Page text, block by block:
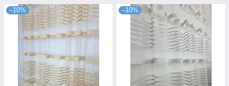
–10% –10%